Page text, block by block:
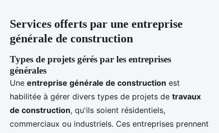
Services offerts par une entreprise
générale de construction
Types de projets gérés par les entreprises
générales
Une entreprise générale de construction est
habilitée à gérer divers types de projets de travaux
de construction, qu'ils soient résidentiels,
commerciaux ou industriels. Ces entreprises prennent